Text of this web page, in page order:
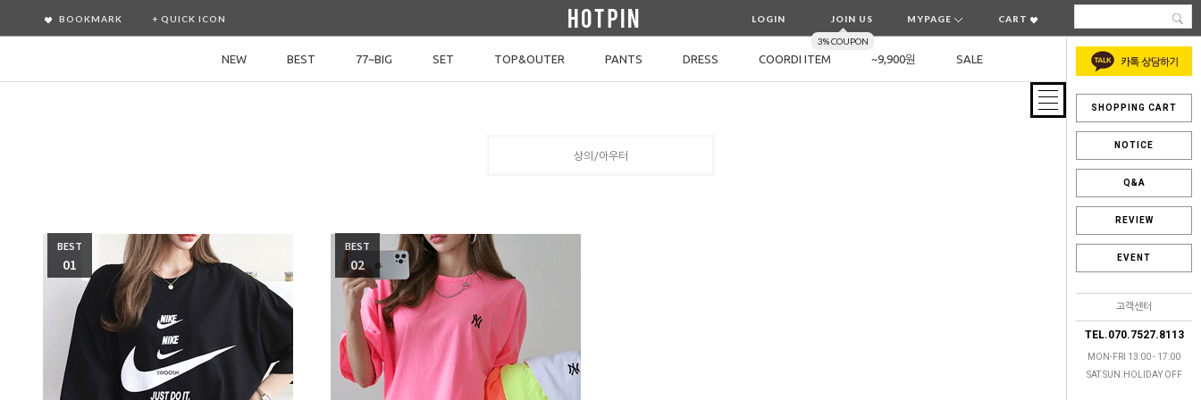
SHOPPING CART
NOTICE
Q&A
REVIEW
EVENT
고객센터
TEL.070.7527.8113
MON-FRI 13:00 - 17:00
SAT.SUN.HOLIDAY OFF
BOOKMARK + QUICK ICON LOGIN JOIN US
3% COUPON
MYPAGE CART
NEW BEST 77~BIG SET TOP&OUTER PANTS DRESS COORDI ITEM ~9,900원 SALE
상의/아우터
BEST
01
BEST
02